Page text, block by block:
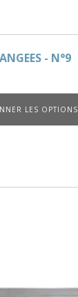
- N°9
LES OPTIONS